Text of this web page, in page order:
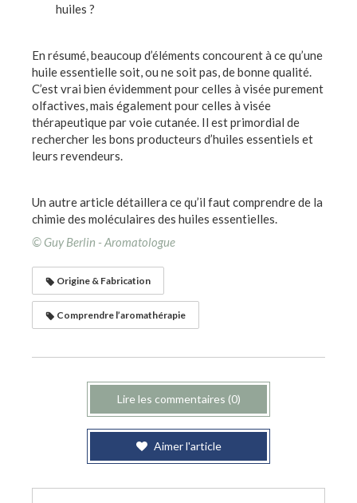
huiles ?
En résumé, beaucoup d’éléments concourent à ce qu’une
huile essentielle soit, ou ne soit pas, de bonne qualité.
C’est vrai bien évidemment pour celles à visée purement
olfactives, mais également pour celles à visée
thérapeutique par voie cutanée. Il est primordial de
rechercher les bons producteurs d’huiles essentiels et
leurs revendeurs.
Un autre article détaillera ce qu’il faut comprendre de la
chimie des moléculaires des huiles essentielles.
© Guy Berlin - Aromatologue
Origine & Fabrication
Comprendre l’aromathérapie
Lire les commentaires (0)
Aimer l'article